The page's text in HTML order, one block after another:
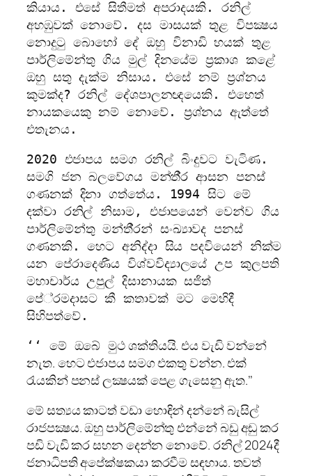
කියාය. එසේ සිතීමත් අපරාදයකි. රනිල්
අහඹුවක් නොවේ. දස මාසයක් තුළ විපක්‍ෂය
නොදුටු බොහෝ දේ ඔහු විනාඩි හයක් තුළ
පාර්ලිමේන්තු ගිය මුල් දිනයේම ප‍්‍රකාශ කළේ
ඔහු සතු දැක්ම නිසාය. එසේ නම් ප‍්‍රශ්නය
කුමක්ද? රනිල් දේශපාලනඥයෙකි. එහෙත්
නායකයෙකු නම් නොවේ. ප‍්‍රශ්නය ඇත්තේ
එතැනය.
2020 එජාපය සමග රනිල් බිංදුවට වැටිණ.
සමගි ජන බලවේගය මන්තී‍්‍ර ආසන පනස්
ගණනක් දිනා ගත්තේය. 1994 සිට මේ
දක්වා රනිල් නිසාම, එජාපයෙන් වෙන්ව ගිය
පාර්ලිමේන්තු මන්තී‍්‍රන් සංඛ්‍යාවද පනස්
ගණනකි. හෙට අනිද්දා සිය පදවියෙන් නික්ම
යන පේරාදෙණීය විශ්වවිද්‍යාලයේ උප කුලපති
මහාචාර්ය උපුල් දිසානායක සජිත්
පේ‍්‍රමදාසට කී කතාවක් මට මෙහිදී
සිහිපත්වේ.
‘‘ මේ ඔබේ මුථ ශක්තියයි. එය වැඩි වන්නේ
නැත. හෙට එජාපය සමග එකතු වන්න. එක්
රැයකින් පනස් ලක්‍ෂයක් පෙළ ගැසෙනු ඇත.’’
මේ සත්‍යය කාටත් වඩා හොඳින් දන්නේ බැසිල්
රාජපක්‍ෂය. ඔහු පාර්ලිමේන්තු එන්නේ බඩු අඩු කර
පඩි වැඩි කර සහන දෙන්න නොවේ. රනිල් 2024දී
ජනාධිපති අපේක්ෂකයා කරවීම සඳහාය. තවත්